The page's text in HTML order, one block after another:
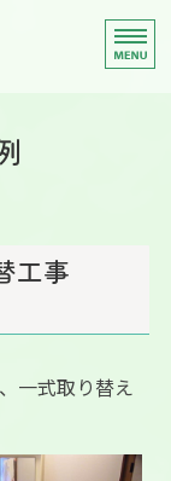
のリフォームや水
工事
一式取り替え